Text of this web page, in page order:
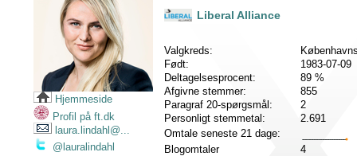
Hjemmeside
Profil på ft.dk
laura.lindahl@...
@lauralindahl
Liberal Alliance
Valgkreds:
Født:
1983-07-09
Deltagelsesprocent:
89 %
Afgivne stemmer:
855
Paragraf 20-spørgsmål:
2
Personligt stemmetal:
2.691
Omtale seneste 21 dage:
Blogomtaler
4